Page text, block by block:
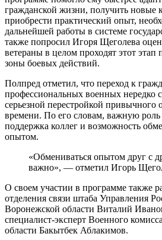
гражданской жизни, получить новые
приобрести практический опыт,
дальнейшей работы в системе
также попросил Игоря Щеголева
ветераны в целом проходят этот этап
зоны боевых действий.
Полпред отметил, что переход к
профессиональных военных нередко
серьезной перестройкой привычного
времени. По его словам, важную роль
поддержка коллег и возможность
опытом.
«Обмениваться опытом друг с
важно», — отметил Игорь
О своем участии в программе также
отделения связи штаба Управления
Воронежской области Виталий
специалист-эксперт Военного
области Бакытбек Аблакимов.